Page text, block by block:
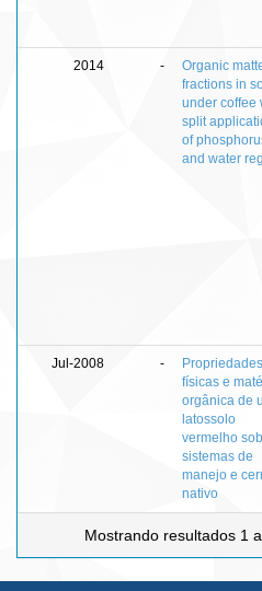
2014 -
Organic
fractions in
under coffee
split
of
and water
Jul-2008 -
Propriedades
físicas e
orgânica de
latossolo
vermelho sob
sistemas de
manejo e
nativo
Mostrando resultados 1